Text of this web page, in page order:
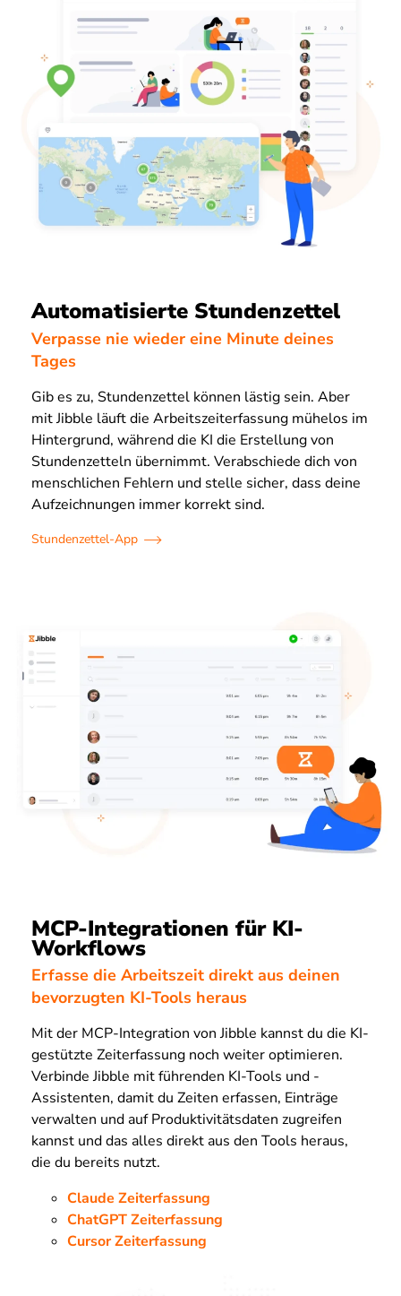
Automatisierte Stundenzettel
Verpasse nie wieder eine Minute deines
Tages
Gib es zu, Stundenzettel können lästig sein. Aber
mit Jibble läuft die Arbeitszeiterfassung mühelos im
Hintergrund, während die KI die Erstellung von
Stundenzetteln übernimmt. Verabschiede dich von
menschlichen Fehlern und stelle sicher, dass deine
Aufzeichnungen immer korrekt sind.
Stundenzettel-App
MCP-Integrationen für KI-
Workflows
Erfasse die Arbeitszeit direkt aus deinen
bevorzugten KI-Tools heraus
Mit der MCP-Integration von Jibble kannst du die KI-
gestützte Zeiterfassung noch weiter optimieren.
Verbinde Jibble mit führenden KI-Tools und -
Assistenten, damit du Zeiten erfassen, Einträge
verwalten und auf Produktivitätsdaten zugreifen
kannst und das alles direkt aus den Tools heraus,
die du bereits nutzt.
Claude Zeiterfassung
ChatGPT Zeiterfassung
Cursor Zeiterfassung